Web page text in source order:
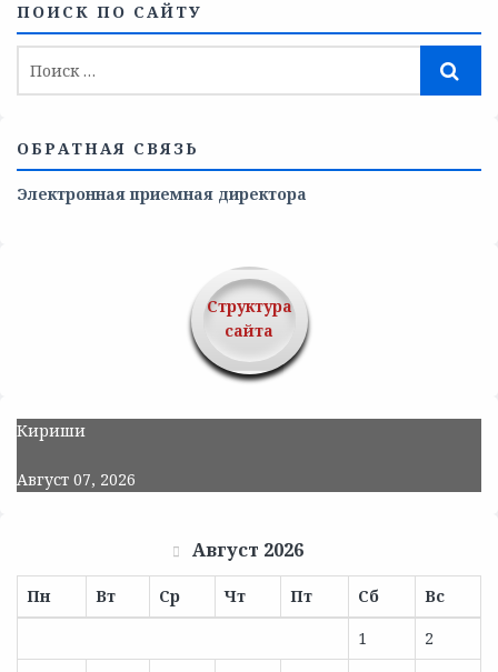
ПОИСК ПО САЙТУ
ОБРАТНАЯ СВЯЗЬ
Электронная приемная директора
Структура
сайта
Кириши
Август 07, 2026
Август 2026
Пн Вт Ср Чт Пт Сб
Вс
1
2